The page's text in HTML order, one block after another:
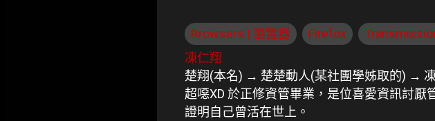
Browsers | 瀏覽器 Firefox
凍仁翔
楚翔(本名) → 楚楚動人(某社團學姊取的) →
超噁XD 於正修資管畢業，是位喜愛資訊討
證明自己曾活在世上。